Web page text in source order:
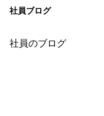
社員ブログ
社員のブログ